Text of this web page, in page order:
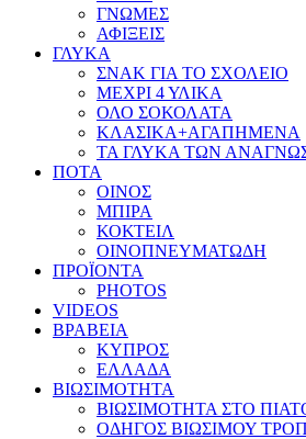
ΓΝΩΜΕΣ
ΑΦΙΞΕΙΣ
ΓΛΥΚΑ
ΣΝΑΚ ΓΙΑ ΤΟ ΣΧΟΛΕΙΟ
ΜΕΧΡΙ 4 ΥΛΙΚΑ
ΟΛΟ ΣΟΚΟΛΑΤΑ
ΚΛΑΣΙΚΑ+ΑΓΑΠΗΜΕΝΑ
ΤΑ ΓΛΥΚΑ ΤΩΝ
ΠΟΤΑ
ΟΙΝΟΣ
ΜΠΙΡΑ
ΚΟΚΤΕΙΛ
ΟΙΝΟΠΝΕΥΜΑΤΩΔΗ
ΠΡΟΪΟΝΤΑ
PHOTOS
VIDEOS
ΒΡΑΒΕΙΑ
ΚΥΠΡΟΣ
ΕΛΛΑΔΑ
ΒΙΩΣΙΜΟΤΗΤΑ
ΒΙΩΣΙΜΟΤΗΤΑ ΣΤΟ
ΟΔΗΓΟΣ ΒΙΩΣΙΜΟΥ